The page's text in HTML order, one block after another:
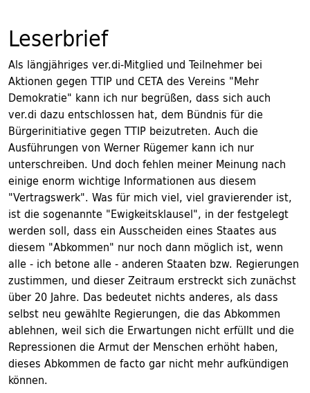
Leserbrief
Als längjähriges ver.di-Mitglied und Teilnehmer bei
Aktionen gegen TTIP und CETA des Vereins "Mehr
Demokratie" kann ich nur begrüßen, dass sich auch
ver.di dazu entschlossen hat, dem Bündnis für die
Bürgerinitiative gegen TTIP beizutreten. Auch die
Ausführungen von Werner Rügemer kann ich nur
unterschreiben. Und doch fehlen meiner Meinung nach
einige enorm wichtige Informationen aus diesem
"Vertragswerk". Was für mich viel, viel gravierender ist,
ist die sogenannte "Ewigkeitsklausel", in der festgelegt
werden soll, dass ein Ausscheiden eines Staates aus
diesem "Abkommen" nur noch dann möglich ist, wenn
alle - ich betone alle - anderen Staaten bzw. Regierungen
zustimmen, und dieser Zeitraum erstreckt sich zunächst
über 20 Jahre. Das bedeutet nichts anderes, als dass
selbst neu gewählte Regierungen, die das Abkommen
ablehnen, weil sich die Erwartungen nicht erfüllt und die
Repressionen die Armut der Menschen erhöht haben,
dieses Abkommen de facto gar nicht mehr aufkündigen
können.